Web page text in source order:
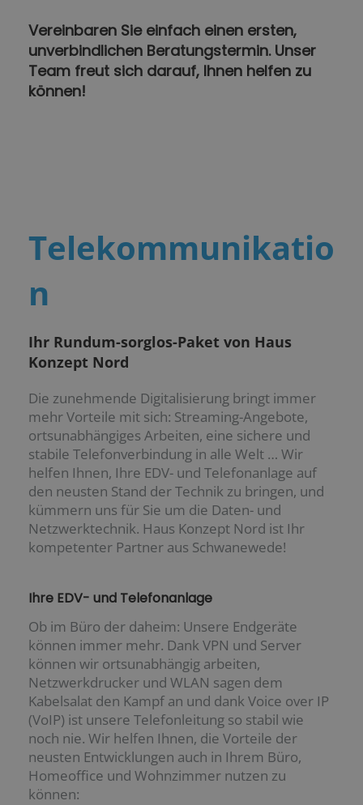
Vereinbaren Sie einfach einen ersten,
unverbindlichen Beratungstermin. Unser
Team freut sich darauf, Ihnen helfen zu
können!
Telekommunikatio
n
Ihr Rundum-sorglos-Paket von Haus
Konzept Nord
Die zunehmende Digitalisierung bringt immer
mehr Vorteile mit sich: Streaming-Angebote,
ortsunabhängiges Arbeiten, eine sichere und
stabile Telefonverbindung in alle Welt … Wir
helfen Ihnen, Ihre EDV- und Telefonanlage auf
den neusten Stand der Technik zu bringen, und
kümmern uns für Sie um die Daten- und
Netzwerktechnik. Haus Konzept Nord ist Ihr
kompetenter Partner aus Schwanewede!
Ihre EDV- und Telefonanlage
Ob im Büro der daheim: Unsere Endgeräte
können immer mehr. Dank VPN und Server
können wir ortsunabhängig arbeiten,
Netzwerkdrucker und WLAN sagen dem
Kabelsalat den Kampf an und dank Voice over IP
(VoIP) ist unsere Telefonleitung so stabil wie
noch nie. Wir helfen Ihnen, die Vorteile der
neusten Entwicklungen auch in Ihrem Büro,
Homeoffice und Wohnzimmer nutzen zu
können: